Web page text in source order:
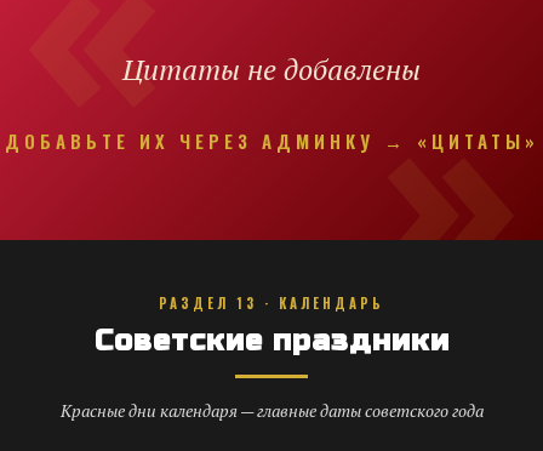
Цитаты не добавлены
ДОБАВЬТЕ ИХ ЧЕРЕЗ АДМИНКУ → «ЦИТАТЫ»
РАЗДЕЛ 13 · КАЛЕНДАРЬ
Советские праздники
Красные дни календаря — главные даты советского года